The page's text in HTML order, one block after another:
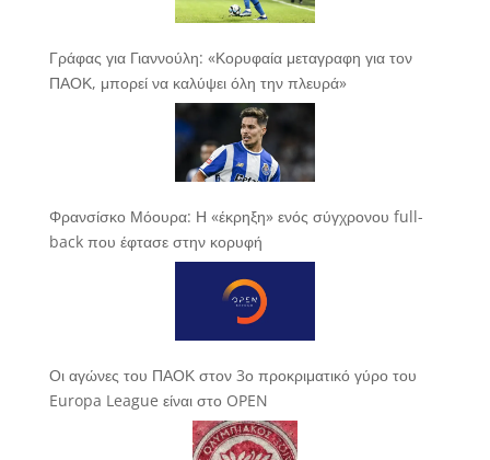
Γράφας για Γιαννούλη: «Κορυφαία μεταγραφη για τον
ΠΑΟΚ, μπορεί να καλύψει όλη την πλευρά»
Φρανσίσκο Μόουρα: Η «έκρηξη» ενός σύγχρονου full-
back που έφτασε στην κορυφή
Οι αγώνες του ΠΑΟΚ στον 3ο προκριματικό γύρο του
Europa League είναι στο OPEN